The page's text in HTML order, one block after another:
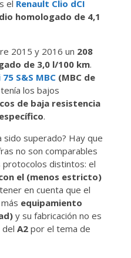
el Renault Clio dCI
homologado de 4,1
2015 y 2016 un 208
de 3,0 l/100 km.
S&S MBC(MBC de
los bajos
de baja resistencia
.
sido superado? Hay que
no son comparables
distintos: el
el (menos estricto)
en cuenta que el
equipamiento
y su fabricación no es
A2por el tema de